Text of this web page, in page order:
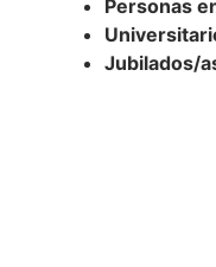
Personas
Jubilados/